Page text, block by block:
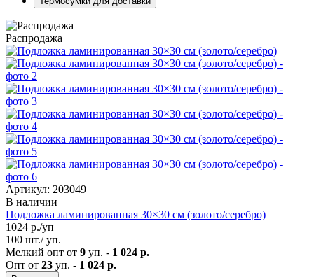
Распродажа
Артикул: 203049
В наличии
Подложка ламинированная 30×30 см (золото/серебро)
1024 р./уп
100 шт./ уп.
Мелкий опт от 9 уп. - 1 024 р.
Опт от 23 уп. - 1 024 р.